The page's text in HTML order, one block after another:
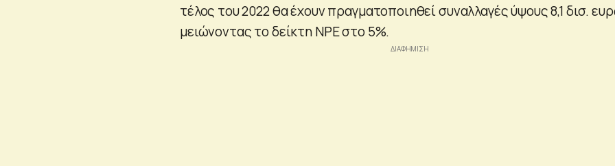
τέλος του 2022 θα έχουν πραγματοποιηθεί συναλλαγές ύψους 8,1 δισ.
μειώνοντας το δείκτη NPE στο 5%.